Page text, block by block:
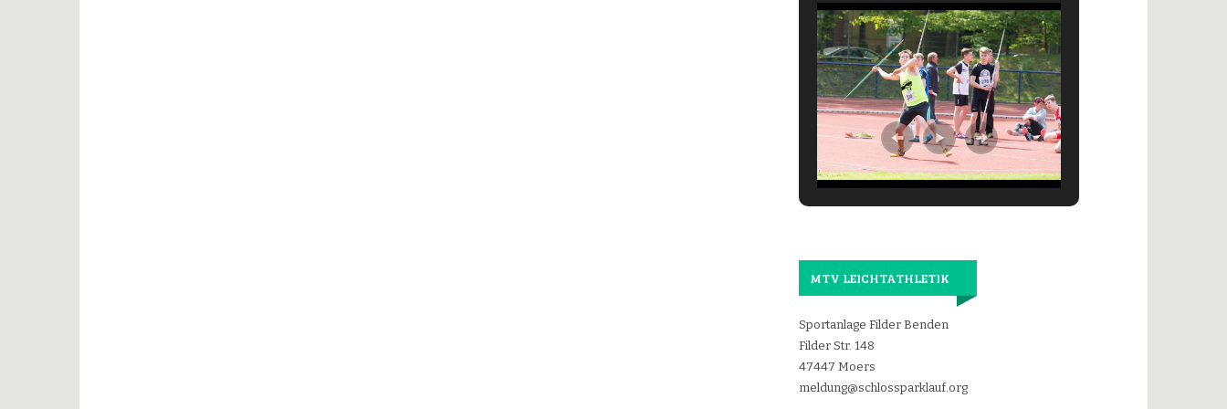
MTV LEICHTATHLETIK
Sportanlage Filder Benden
Filder Str. 148
47447 Moers
meldung@schlossparklauf.org